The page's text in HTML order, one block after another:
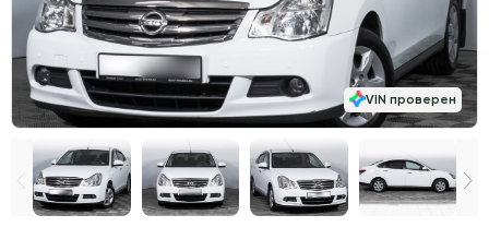
VIN проверен